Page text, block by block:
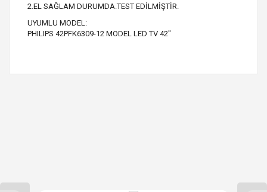
2.EL SAĞLAM DURUMDA.TEST EDİLMİŞTİR.
UYUMLU MODEL:
PHILIPS 42PFK6309-12 MODEL LED TV 42"